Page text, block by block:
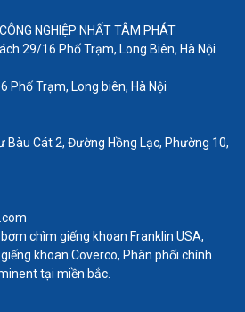
1 tầng cánh, 1 cửa hút
bơm phi kim loại.
chất ăn mòn tốt, có khả
Máy bơm vận hành ổn định,
rộng rãi trong các ngành
NGHIỆP NHẤT TÂM PHÁT
29/16 Phố Trạm, Long Biên, Hà Nội
Phố Trạm, Long biên, Hà Nội
Bàu Cát 2, Đường Hồng Lạc, Phường 10,
chìm giếng khoan Franklin USA,
khoan Coverco, Phân phối chính
tại miền bắc.